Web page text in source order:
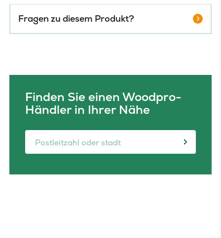
Fragen zu diesem Produkt?
Finden Sie einen Woodpro-
Händler in Ihrer Nähe